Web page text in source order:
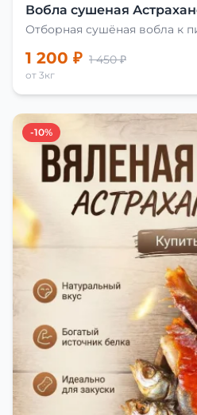
Вобла сушеная
Отборная сушёная вобла к
1 200 ₽ 1 450 ₽
от 3кг
-10%